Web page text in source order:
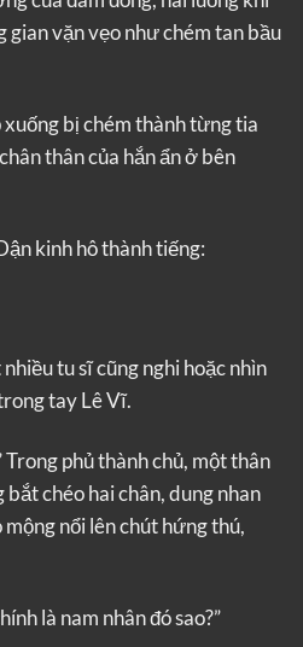
gian vặn vẹo như chém tan bầu
bị chém thành từng tia
thân của hắn ẩn ở bên
kinh hô thành tiếng:
tu sĩ cũng nghi hoặc nhìn
tay Lê Vĩ.
phủ thành chủ, một thân
chéo hai chân, dung nhan
nổi lên chút hứng thú,
là nam nhân đó sao?”